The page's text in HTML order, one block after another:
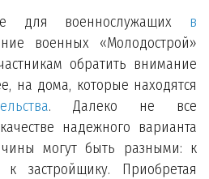
для военнослужащих в
военных «Молодострой»
обратить внимание
на дома, которые находятся
. Далеко не все
надежного варианта
могут быть разными: к
застройщику. Приобретая